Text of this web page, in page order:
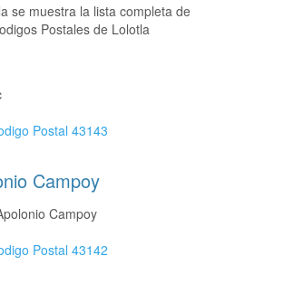
se muestra la lista completa de
Postales de Lolotla
Postal 43143
Campoy
Campoy
Postal 43142